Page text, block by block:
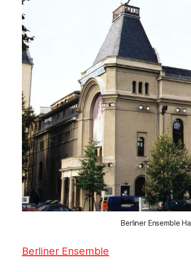
Berliner Ensemble
Berliner Ensemble